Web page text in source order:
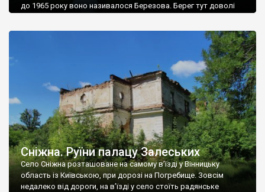
до 1965 року воно називалося Березова. Берег тут доволі
Наддністрянське відрізняється від більшості навколишніх
сіл. У селі є мурована Михайлівська церква. Точної дати […]
Сніжна. Руїни палацу Залеських
Село Сніжна розташоване на самому в’їзді у Вінницьку
область із Київською, при дорозі на Погребище. Зовсім
недалеко від дороги, на в’їзді у село стоїть радянське